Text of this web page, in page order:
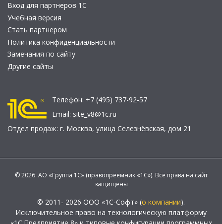
Вход для партнеров 1С
Учебная версия
Стать партнером
Политика конфиденциальности
Замечания по сайту
Другие сайты
Телефон: +7 (495) 737-92-57
Email: site_v8@1c.ru
Отдел продаж: г. Москва, улица Селезнёвская, дом 21
© 2026 АО «Группа 1С» (правопреемник «1С»). Все права на сайт
защищены
© 2011- 2026 ООО «1С-Софт» (о компании).
Исключительное право на технологическую платформу